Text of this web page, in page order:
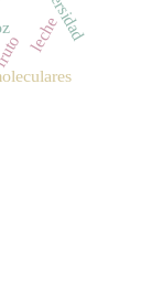
leche